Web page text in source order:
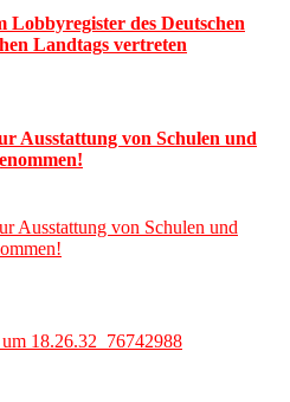
Lobbyregister des Deutschen
Landtags vertreten
Ausstattung von Schulen und